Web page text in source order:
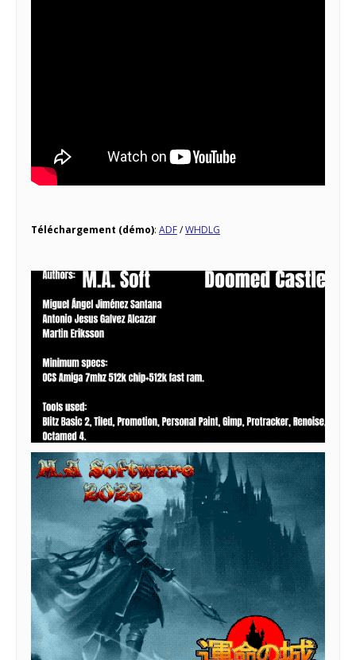
Téléchargement (démo): ADF/WHDLG